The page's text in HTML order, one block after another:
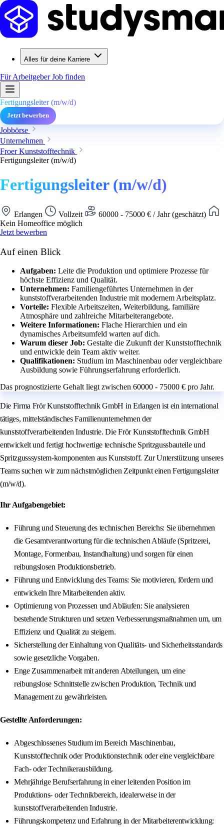
Alles für deine Karriere
Für ArbeitgeberJob finden
Fertigungsleiter (m/w/d)
Jetzt bewerben
Jobbörse
Unternehmen
Froer Kunststofftechnik
Fertigungsleiter (m/w/d)
Fertigungsleiter (m/w/d)
Erlangen Vollzeit
60000 - 75000 € / Jahr (geschätzt)
Kein Homeoffice möglich
Jetzt bewerben
Auf einen Blick
Aufgaben: Leite die Produktion und optimiere Prozesse für
höchste Effizienz und Qualität.
Unternehmen: Familiengeführtes Unternehmen in der
kunststoffverarbeitenden Industrie mit modernem Arbeitsplatz.
Vorteile: Flexible Arbeitszeiten, Weiterbildung, familiäre
Atmosphäre und zahlreiche Mitarbeiterangebote.
Weitere Informationen: Flache Hierarchien und ein
dynamisches Arbeitsumfeld warten auf dich.
Warum dieser Job: Gestalte die Zukunft der Kunststofftechnik
und entwickle dein Team aktiv weiter.
Qualifikationen: Studium im Maschinenbau oder vergleichbare
Ausbildung sowie Führungserfahrung erforderlich.
Das prognostizierte Gehalt liegt zwischen 60000 - 75000 € pro Jahr.
Die Firma Frör Kunststofftechnik GmbH in Erlangen ist ein international
tätiges, mittelständisches Familienunternehmen der
kunststoffverarbeitenden Industrie. Die Frör Kunststofftechnik GmbH
entwickelt und fertigt hochwertige technische Spritzgussbauteile und
Spritzgusssystem-komponenten aus Kunststoff. Zur Unterstützung unseres
Teams suchen wir zum nächstmöglichen Zeitpunkt einen Fertigungsleiter
(m/w/d).
Ihr Aufgabengebiet:
Führung und Steuerung des technischen Bereichs: Sie übernehmen
die Gesamtverantwortung für die technischen Abläufe (Spritzerei,
Montage, Formenbau, Instandhaltung) und sorgen für einen
reibungslosen Produktionsbetrieb.
Führung und Entwicklung des Teams: Sie motivieren, fördern und
entwickeln Ihre Mitarbeitenden aktiv.
Optimierung von Prozessen und Abläufen: Sie analysieren
bestehende Strukturen und setzen Verbesserungsmaßnahmen um, um
Effizienz und Qualität zu steigern.
Sicherstellung der Einhaltung von Qualitäts- und Sicherheitsstandards
sowie gesetzliche Vorgaben.
Enge Zusammenarbeit mit anderen Abteilungen, um eine
reibungslose Schnittstelle zwischen Produktion, Technik und
Management zu gewährleisten.
Gestellte Anforderungen:
Abgeschlossenes Studium im Bereich Maschinenbau,
Kunststofftechnik oder Produktionstechnik oder eine vergleichbare
Fach- oder Technikerausbildung.
Mehrjährige Berufserfahrung in einer leitenden Position im
Produktions- oder Technikbereich, idealerweise in der
kunststoffverarbeitenden Industrie.
Führungskompetenz und Erfahrung in der Mitarbeiterentwicklung: